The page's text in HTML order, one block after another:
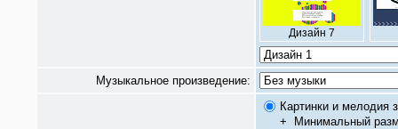
Дизайн 7
Музыкальное произведение:
Картинки и мелодия
+
Минимальный